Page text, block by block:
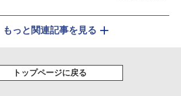
もっと関連記事を見る
トップページに戻る